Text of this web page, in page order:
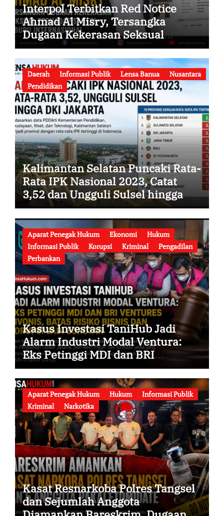
Interpol Terbitkan Red Notice
Ahmad Al Misry, Tersangka
Dugaan Kekerasan Seksual
terhadap Santri Kini Diburu
Internasional
Daerah Informasi Publik Lensa Banua
Nusantara
Pendidikan
Kalimantan Selatan Puncaki Rata-
Rata IPK Nasional 2023, Catat
3,52 dan Ungguli Sulsel hingga
DKI Jakarta
Aparat Penegak Hukum Ekonomi
Hukum
Informasi Publik
Korupsi Kriminal
Pengadilan
Perbankan
Kasus Investasi TaniHub Jadi
Alarm Industri Modal Ventura:
Eks Petinggi MDI dan BRI
Ventures Divonis, Batas Risiko
Bisnis dan Korupsi Jadi Sorotan
Aparat Penegak Hukum Hukum
Informasi Publik
Kriminal
Narkotika
Kasat Resnarkoba Polres Tangsel
dan Sejumlah Anggota